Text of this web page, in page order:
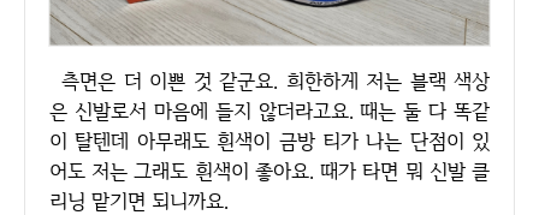
측면은 더 이쁜 것 같군요. 희한하게 저는 블랙 색상
은 신발로서 마음에 들지 않더라고요. 때는 둘 다 똑같
이 탈텐데 아무래도 흰색이 금방 티가 나는 단점이 있
어도 저는 그래도 흰색이 좋아요. 때가 타면 뭐 신발 클
리닝 맡기면 되니까요.